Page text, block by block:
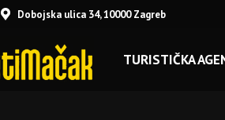
Dobojska ulica 34, 10000 Zagreb
TURISTIČKA